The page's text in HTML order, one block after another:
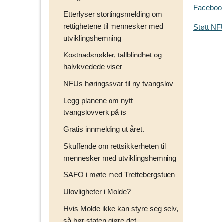
Etterlyser stortingsmelding om
rettighetene til mennesker med
utviklingshemning
Kostnadsnøkler, tallblindhet og
halvkvedede viser
NFUs høringssvar til ny tvangslov
Legg planene om nytt
tvangslovverk på is
Gratis innmelding ut året.
Skuffende om rettsikkerheten til
mennesker med utviklingshemning
SAFO i møte med Trettebergstuen
Ulovligheter i Molde?
Hvis Molde ikke kan styre seg selv,
så bør staten gjøre det
T
i
p
Støtt